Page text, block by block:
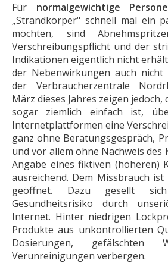
Für normalgewichtige
„Strandkörper" schnell mal ein
möchten, sind
Verschreibungspflicht und der
Indikationen eigentlich nicht
der Nebenwirkungen auch nicht
der Verbraucherzentrale
März dieses Jahres zeigen jedoch,
sogar ziemlich einfach ist,
Internetplattformen eine
ganz ohne Beratungsgespräch,
und vor allem ohne Nachweis des
Angabe eines fiktiven (höheren)
ausreichend. Dem Missbrauch
geöffnet. Dazu gesellt
Gesundheitsrisiko durch
Internet. Hinter niedrigen
Produkte aus unkontrollierten
Dosierungen, gefälschten
Verunreinigungen verbergen.